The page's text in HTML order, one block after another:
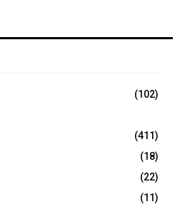
(102)
(411)
(18)
(22)
(11)